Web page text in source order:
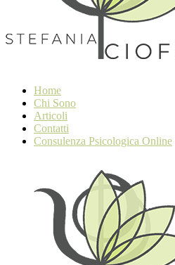
Home
Chi Sono
Articoli
Contatti
Consulenza Psicologica Online